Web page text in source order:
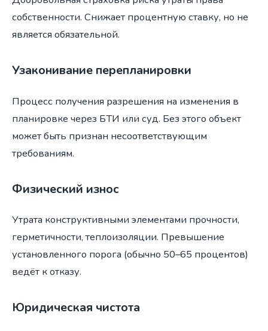
собственности. Снижает процентную ставку, но не
является обязательной.
Узаконивание перепланировки
Процесс получения разрешения на изменения в
планировке через БТИ или суд. Без этого объект
может быть признан несоответствующим
требованиям.
Физический износ
Утрата конструктивными элементами прочности,
герметичности, теплоизоляции. Превышение
установленного порога (обычно 50–65 процентов)
ведёт к отказу.
Юридическая чистота